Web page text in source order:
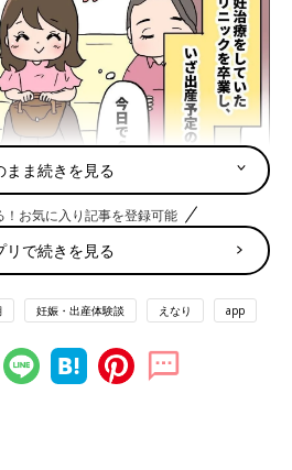
まま続きを見る
！お気に入り記事を登録可能
リで続きを見る
妊娠・出産体験談 えなり app